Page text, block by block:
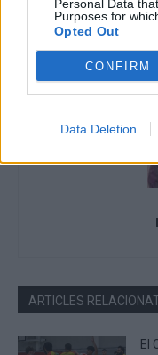
Personal Data
Purposes for
Opted Out
CONFIRM
Data Deletion
ARTICLES
El